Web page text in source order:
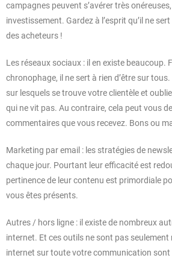
campagnes peuvent s’avérer très
investissement. Gardez à l’esprit qu’il ne
des acheteurs !
Les réseaux sociaux : il en existe
chronophage, il ne sert à rien d’être sur
sur lesquels se trouve votre clientèle et
qui ne vit pas. Au contraire, cela peut vous
commentaires que vous recevez. Bons ou
Marketing par email : les stratégies de
chaque jour. Pourtant leur efficacité est
pertinence de leur contenu est primordiale
vous êtes présents.
Autres / hors ligne : il existe de nombreux
internet. Et ces outils ne sont pas seulement
internet sur toute votre communication